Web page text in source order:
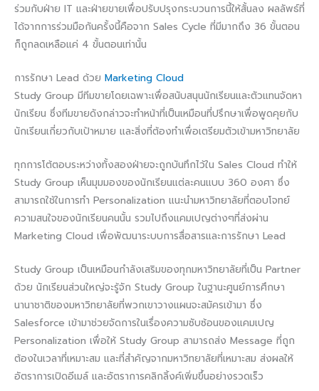
ร่วมกับฝ่าย IT และฝ่ายขายเพื่อปรับปรุงกระบวนการนี้ให้สั้นลง ผลลัพธ์ที่
ได้จากการร่วมมือกันครั้งนี้คือจาก Sales Cycle ที่มีมากถึง 36 ขั้นตอน
ก็ถูกลดเหลือแค่ 4 ขั้นตอนเท่านั้น
การรักษา Lead ด้วย Marketing Cloud
Study Group มีทีมขายโดยเฉพาะเพื่อสนับสนุนนักเรียนและตัวแทนจัดหา
นักเรียน ซึ่งทีมขายดังกล่าวจะทำหน้าที่เป็นเหมือนที่ปรึกษาเพื่อพูดคุยกับ
นักเรียนเกี่ยวกับเป้าหมาย และสิ่งที่ต้องทำเพื่อเตรียมตัวเข้ามหาวิทยาลัย
ทุกการโต้ตอบระหว่างทั้งสองฝ่ายจะถูกบันทึกไว้ใน Sales Cloud ทำให้
Study Group เห็นมุมมองของนักเรียนแต่ละคนแบบ 360 องศา ซึ่ง
สามารถใช้ในการทำ Personalization แนะนำมหาวิทยาลัยที่ตอบโจทย์
ความสนใจของนักเรียนคนนั้น รวมไปถึงแคมเปญต่างๆที่ส่งผ่าน
Marketing Cloud เพื่อพัฒนาระบบการสื่อสารและการรักษา Lead
Study Group เป็นเหมือนกำลังเสริมของทุกมหาวิทยาลัยที่เป็น Partner
ด้วย นักเรียนส่วนใหญ่จะรู้จัก Study Group ในฐานะศูนย์การศึกษา
นานาชาติของมหาวิทยาลัยที่พวกเขาวางแผนจะสมัครเข้ามา ซึ่ง
Salesforce เข้ามาช่วยจัดการในเรื่องความซับซ้อนของแคมเปญ
Personalization เพื่อให้ Study Group สามารถส่ง Message ที่ถูก
ต้องในเวลาที่เหมาะสม และที่สำคัญจากมหาวิทยาลัยที่เหมาะสม ส่งผลให้
อัตราการเปิดอีเมล์ และอัตราการคลิกลิ้งค์เพิ่มขึ้นอย่างรวดเร็ว